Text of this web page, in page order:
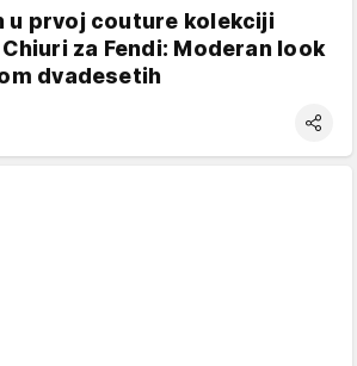
u prvoj couture kolekciji
za Fendi: Moderan look
dvadesetih